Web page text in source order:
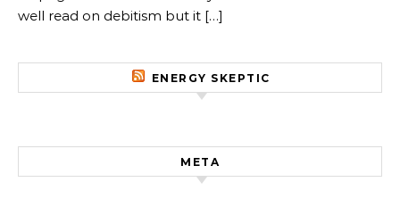
well read on debitism but it […]
ENERGY SKEPTIC
META